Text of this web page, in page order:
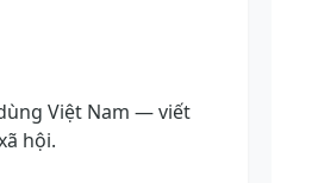
Việt Nam — viết
hội.